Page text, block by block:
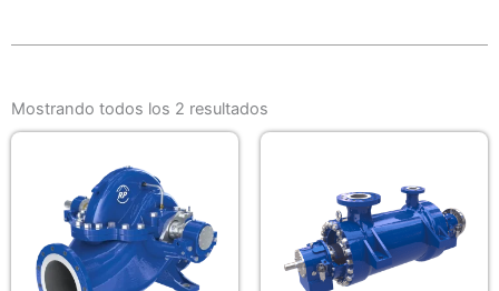
Mostrando todos los 2 resultados